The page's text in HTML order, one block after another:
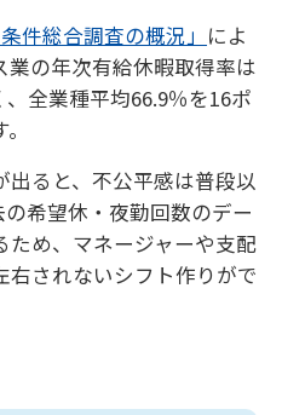
件総合調査の概況」 によ
業の年次有給休暇取得率は
全業種平均66.9％を16ポ
ると、不公平感は普段以
希望休・夜勤回数のデー
ため、マネージャーや支配
されないシフト作りがで